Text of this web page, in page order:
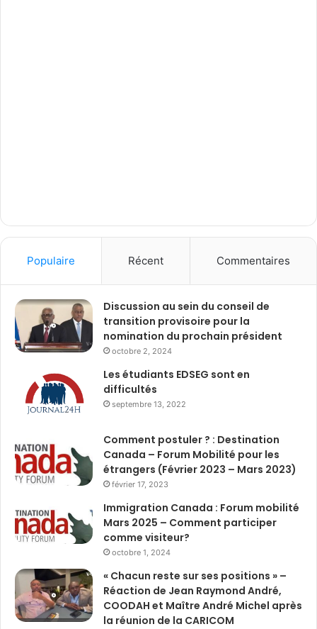
Populaire Récent Commentaires
Discussion au sein du conseil de
transition provisoire pour la
nomination du prochain président
octobre 2, 2024
Les étudiants EDSEG sont en
difficultés
septembre 13, 2022
Comment postuler ? : Destination
Canada – Forum Mobilité pour les
étrangers (Février 2023 – Mars 2023)
février 17, 2023
Immigration Canada : Forum mobilité
Mars 2025 – Comment participer
comme visiteur?
octobre 1, 2024
« Chacun reste sur ses positions » –
Réaction de Jean Raymond André,
COODAH et Maître André Michel après
la réunion de la CARICOM